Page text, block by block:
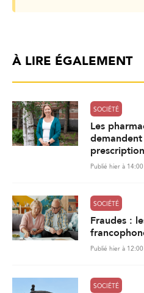
À LIRE ÉGALEMENT
SOCIÉTÉ
Les
prescription
Publié hier à 14:00
SOCIÉTÉ
Fraudes :
Publié hier à 12:00
SOCIÉTÉ